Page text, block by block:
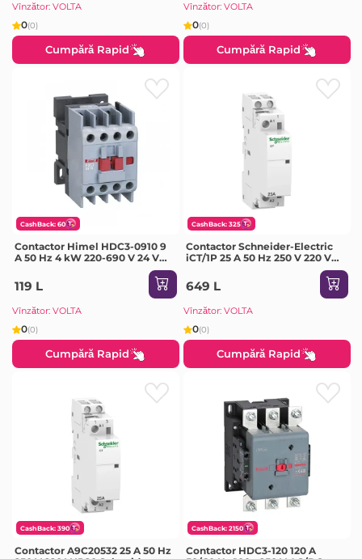
Vînzător: VOLTA
0(0)
Cumpără Rapid
Vînzător: VOLTA
0(0)
Cumpără Rapid
CashBack: 60
Contactor Himel HDC3-0910 9
A 50 Hz 4 kW 220-690 V 24 V
119 L
Vînzător: VOLTA
0(0)
Cumpără Rapid
CashBack: 325
Contactor Schneider-Electric
iCT/1P 25 A 50 Hz 250 V 220 V
649 L
Vînzător: VOLTA
0(0)
Cumpără Rapid
CashBack: 390
Contactor A9C20532 25 A 50 Hz
CashBack: 2150
Contactor HDC3-120 120 A